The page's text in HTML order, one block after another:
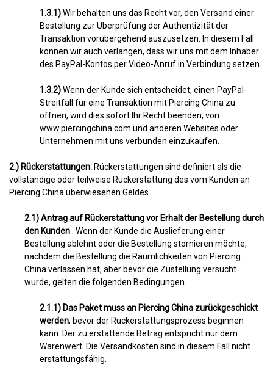
1.3.1)Wir behalten uns das Recht vor, den Versand einer
Bestellung zur Überprüfung der Authentizität der
Transaktion vorübergehend auszusetzen. In diesem Fall
können wir auch verlangen, dass wir uns mit dem Inhaber
des PayPal-Kontos per Video-Anruf in Verbindung setzen.
1.3.2)Wenn der Kunde sich entscheidet, einen PayPal-
Streitfall für eine Transaktion mit Piercing China zu
öffnen, wird dies sofort Ihr Recht beenden, von
www.piercingchina.com und anderen Websites oder
Unternehmen mit uns verbunden einzukaufen.
2.) Rückerstattungen: Rückerstattungen sind definiert als die
vollständige oder teilweise Rückerstattung des vom Kunden an
Piercing China überwiesenen Geldes.
2.1) Antrag auf Rückerstattung vor Erhalt der Bestellung durch
den Kunden . Wenn der Kunde die Auslieferung einer
Bestellung ablehnt oder die Bestellung stornieren möchte,
nachdem die Bestellung die Räumlichkeiten von Piercing
China verlassen hat, aber bevor die Zustellung versucht
wurde, gelten die folgenden Bedingungen.
2.1.1) Das Paket muss an Piercing China zurückgeschickt
werden, bevor der Rückerstattungsprozess beginnen
kann. Der zu erstattende Betrag entspricht nur dem
Warenwert. Die Versandkosten sind in diesem Fall nicht
erstattungsfähig.